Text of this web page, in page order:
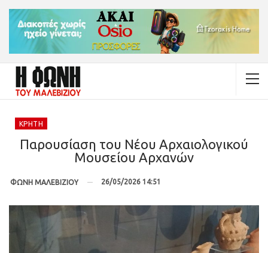
ΚΡΉΤΗ
Παρουσίαση του Νέου Αρχαιολογικού
Μουσείου Αρχανών
ΦΩΝΗ ΜΑΛΕΒΙΖΙΟΥ 26/05/2026 14:51